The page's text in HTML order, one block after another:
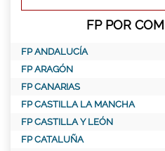
FP POR
FP ANDALUCÍA
FP ARAGÓN
FP CANARIAS
FP CASTILLA LA MANCHA
FP CASTILLA Y LEÓN
FP CATALUÑA